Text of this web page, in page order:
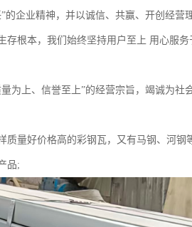
企业精神，并以诚信、共赢、开创经营
存根本，我们始终坚持用户至上 用心服务
为上、信誉至上”的经营宗旨，竭诚为社
量好价格高的彩钢瓦，又有马钢、河钢
品;